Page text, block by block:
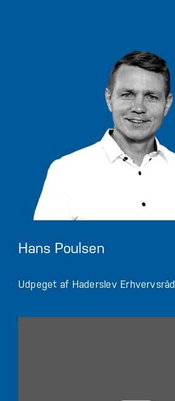
Hans Poulsen
Udpeget af Haderslev Erhvervsråd